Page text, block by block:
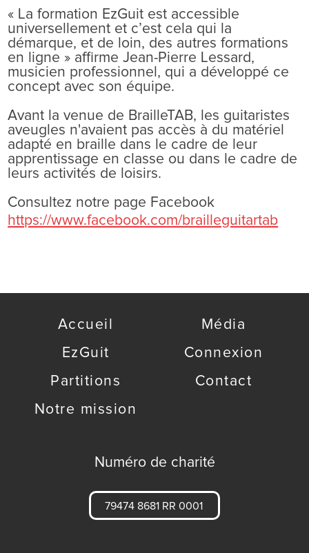
« La formation EzGuit est accessible
universellement et c’est cela qui la
démarque, et de loin, des autres formations
en ligne » affirme Jean-Pierre Lessard,
musicien professionnel, qui a développé ce
concept avec son équipe.
Avant la venue de BrailleTAB, les guitaristes
aveugles n'avaient pas accès à du matériel
adapté en braille dans le cadre de leur
apprentissage en classe ou dans le cadre de
leurs activités de loisirs.
Consultez notre page Facebook
https://www.facebook.com/brailleguitartab
Accueil
EzGuit
Partitions
Notre mission
Média
Connexion
Contact
Numéro de charité
79474 8681 RR 0001